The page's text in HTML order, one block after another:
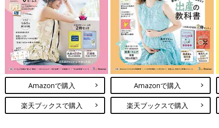
Amazonで購入
楽天ブックスで購入
Amazonで購入
楽天ブックスで購入